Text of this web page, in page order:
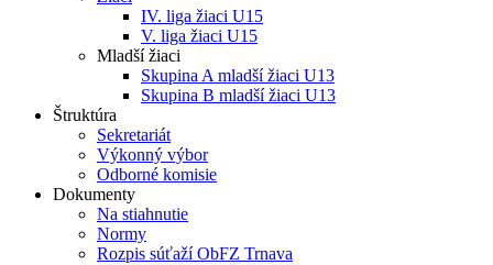
IV. liga žiaci U15
V. liga žiaci U15
Mladší žiaci
Skupina A mladší žiaci U13
Skupina B mladší žiaci U13
Štruktúra
Sekretariát
Výkonný výbor
Odborné komisie
Dokumenty
Na stiahnutie
Normy
Rozpis súťaží ObFZ Trnava